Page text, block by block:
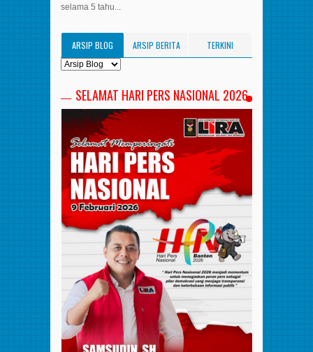
selama 5 tahu...
ARSIP BLOG ARSIP BERITA TERKINI
SELAMAT HARI PERS NASIONAL 2026